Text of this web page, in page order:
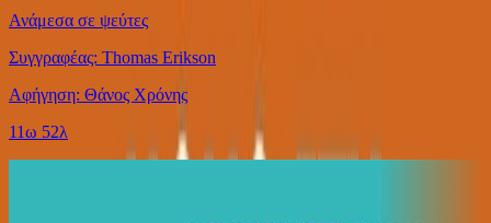
Ανάμεσα σε ψεύτες
Συγγραφέας: Thomas Erikson
Αφήγηση: Θάνος Χρόνης
11ω 52λ